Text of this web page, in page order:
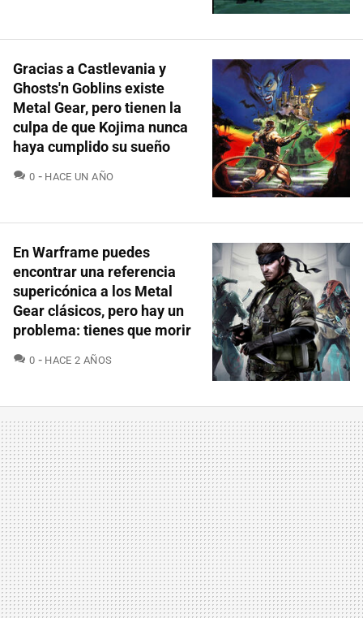
Gracias a Castlevania y
Ghosts'n Goblins existe
Metal Gear, pero tienen la
culpa de que Kojima nunca
haya cumplido su sueño
0 COMENTARIOS
HACE UN AÑO
En Warframe puedes
encontrar una referencia
supericónica a los Metal
Gear clásicos, pero hay un
problema: tienes que morir
0 COMENTARIOS
HACE 2 AÑOS